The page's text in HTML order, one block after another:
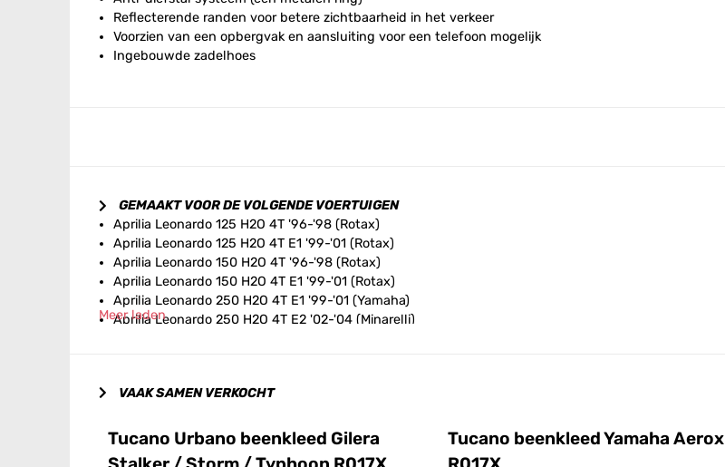
Reflecterende randen voor betere zichtbaarheid in het verkeer
Voorzien van een opbergvak en aansluiting voor een telefoon mogelijk
Ingebouwde zadelhoes
GEMAAKT VOOR DE VOLGENDE VOERTUIGEN
Aprilia Leonardo 125 H2O 4T '96-'98 (Rotax)
Aprilia Leonardo 125 H2O 4T E1 '99-'01 (Rotax)
Aprilia Leonardo 150 H2O 4T '96-'98 (Rotax)
Aprilia Leonardo 150 H2O 4T E1 '99-'01 (Rotax)
Aprilia Leonardo 250 H2O 4T E1 '99-'01 (Yamaha)
Aprilia Leonardo 250 H2O 4T E2 '02-'04 (Minarelli)
Aprilia Leonardo ST 150 H2O 4T E1 '01 (Rotax)
Aprilia Leonardo ST 250 H2O 4T E1 '01 (Yamaha)
Aprilia Sport City One 125 AIR 4T E3 '08-'11
Meer laden
VAAK SAMEN VERKOCHT
Tucano Urbano beenkleed Gilera
Tucano beenkleed Yamaha Aerox